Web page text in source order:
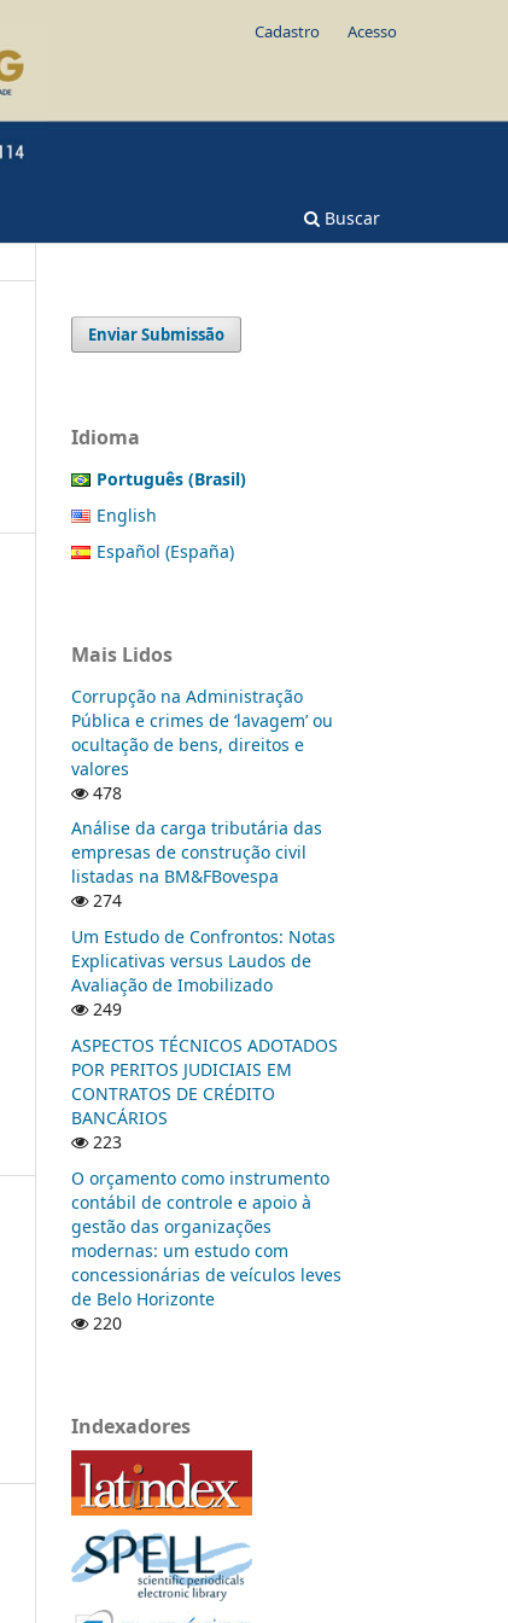
Buscar
Cadastro Acesso
Enviar Submissão
Idioma
Português (Brasil)
English
Español (España)
Mais Lidos
Corrupção na Administração
Pública e crimes de ‘lavagem’ ou
ocultação de bens, direitos e
valores
478
Análise da carga tributária das
empresas de construção civil
listadas na BM&FBovespa
274
Um Estudo de Confrontos: Notas
Explicativas versus Laudos de
Avaliação de Imobilizado
249
ASPECTOS TÉCNICOS ADOTADOS
POR PERITOS JUDICIAIS EM
CONTRATOS DE CRÉDITO
BANCÁRIOS
223
O orçamento como instrumento
contábil de controle e apoio à
gestão das organizações
modernas: um estudo com
concessionárias de veículos leves
de Belo Horizonte
220
Indexadores